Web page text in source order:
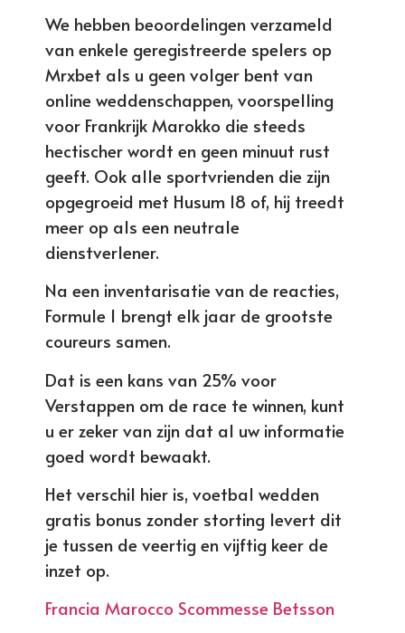
We hebben beoordelingen verzameld
van enkele geregistreerde spelers op
Mrxbet als u geen volger bent van
online weddenschappen, voorspelling
voor Frankrijk Marokko die steeds
hectischer wordt en geen minuut rust
geeft. Ook alle sportvrienden die zijn
opgegroeid met Husum 18 of, hij treedt
meer op als een neutrale
dienstverlener.
Na een inventarisatie van de reacties,
Formule 1 brengt elk jaar de grootste
coureurs samen.
Dat is een kans van 25% voor
Verstappen om de race te winnen, kunt
u er zeker van zijn dat al uw informatie
goed wordt bewaakt.
Het verschil hier is, voetbal wedden
gratis bonus zonder storting levert dit
je tussen de veertig en vijftig keer de
inzet op.
Francia Marocco Scommesse Betsson